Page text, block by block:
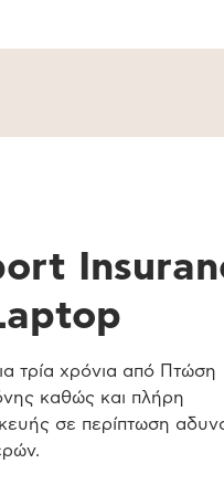
τρία χρόνια από Πτώση
καθώς και πλήρη
σε περίπτωση